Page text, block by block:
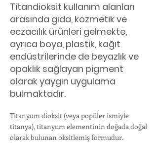
Titandioksit kullanım alanları
arasında gıda, kozmetik ve
eczacılık ürünleri gelmekte,
ayrıca boya, plastik, kağıt
endüstrilerinde de beyazlık ve
opaklık sağlayan pigment
olarak yaygın uygulama
bulmaktadır.
Titanyum dioksit (veya popüler ismiyle
titanya), titanyum elementinin doğada doğal
olarak bulunan oksitlemiş formudur.